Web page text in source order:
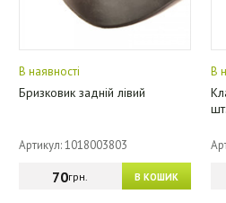
В наявності
Бризковик задній лівий
Артикул: 1018003803
В КОШИК
70грн.
В